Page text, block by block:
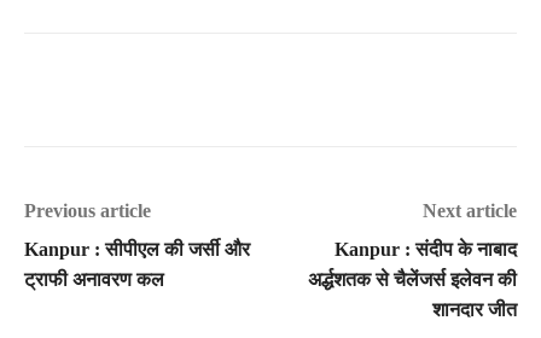
Previous article
Kanpur : सीपीएल की जर्सी और
ट्राफी अनावरण कल
Next article
Kanpur : संदीप के नाबाद
अर्द्धशतक से चैलेंजर्स इलेवन की
शानदार जीत